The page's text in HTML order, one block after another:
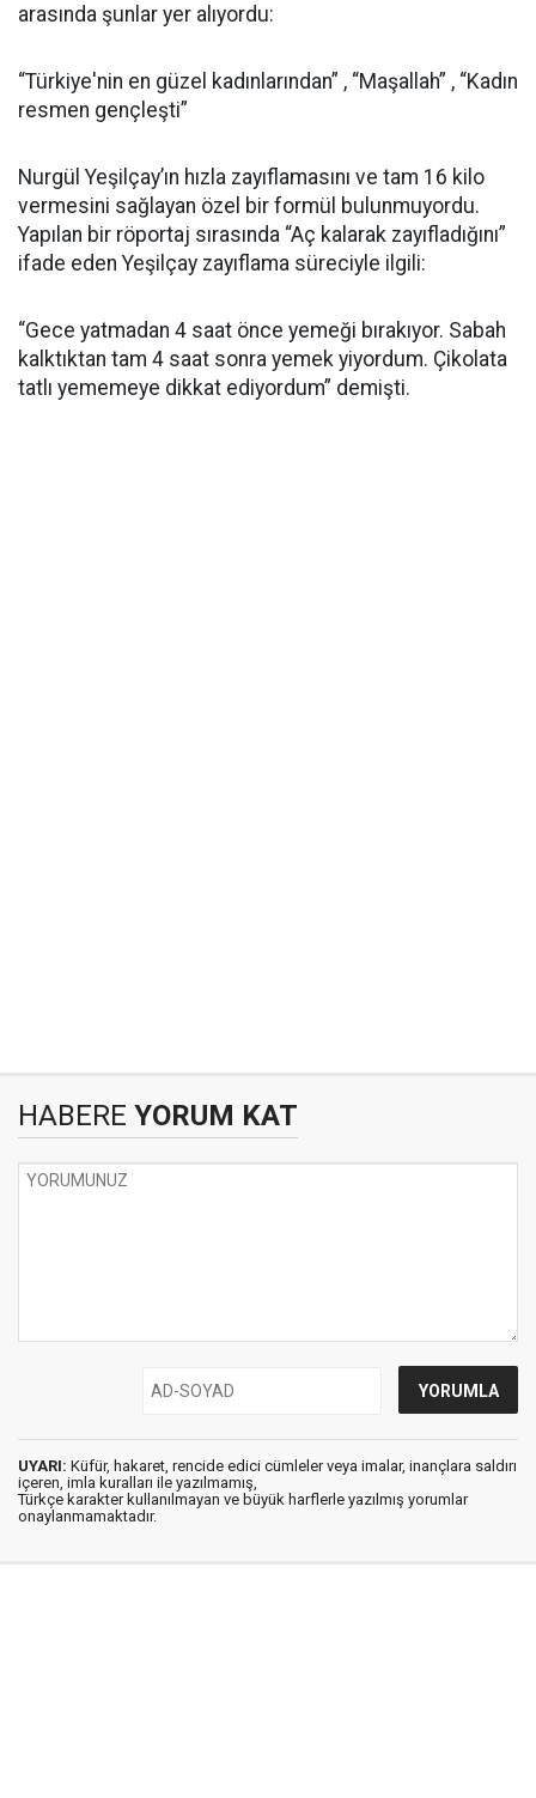
arasında şunlar yer alıyordu:
“Türkiye'nin en güzel kadınlarından” , “Maşallah” , “Kadın
resmen gençleşti”
Nurgül Yeşilçay’ın hızla zayıflamasını ve tam 16 kilo
vermesini sağlayan özel bir formül bulunmuyordu.
Yapılan bir röportaj sırasında “Aç kalarak zayıfladığını”
ifade eden Yeşilçay zayıflama süreciyle ilgili:
“Gece yatmadan 4 saat önce yemeği bırakıyor. Sabah
kalktıktan tam 4 saat sonra yemek yiyordum. Çikolata
tatlı yememeye dikkat ediyordum” demişti.
HABERE YORUM KAT
UYARI: Küfür, hakaret, rencide edici cümleler veya imalar, inançlara saldırı
içeren, imla kuralları ile yazılmamış,
Türkçe karakter kullanılmayan ve büyük harflerle yazılmış yorumlar
onaylanmamaktadır.